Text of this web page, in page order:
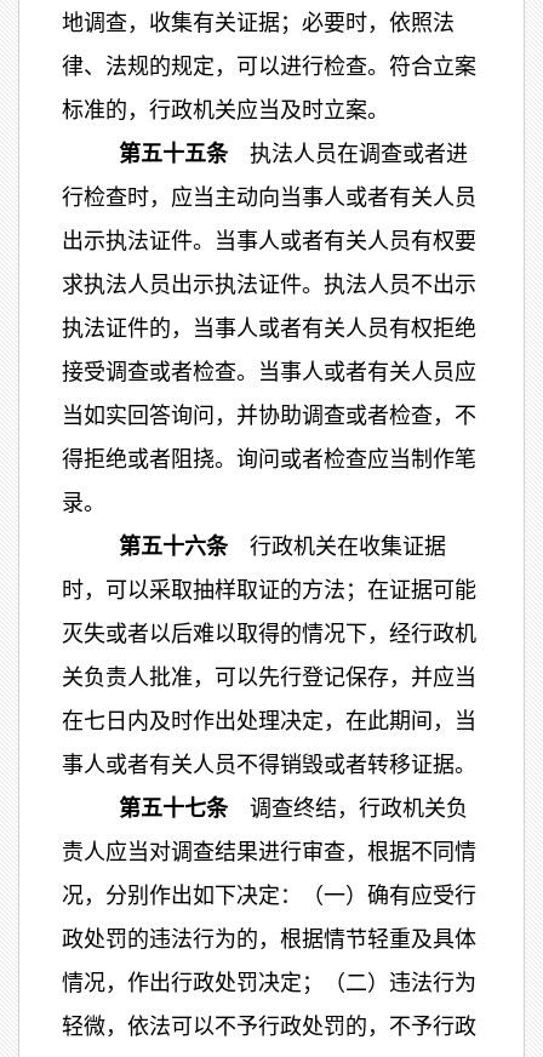
地调查，收集有关证据；必要时，依照法
律、法规的规定，可以进行检查。符合立案
标准的，行政机关应当及时立案。
第五十五条执法人员在调查或者进
行检查时，应当主动向当事人或者有关人员
出示执法证件。当事人或者有关人员有权要
求执法人员出示执法证件。执法人员不出示
执法证件的，当事人或者有关人员有权拒绝
接受调查或者检查。当事人或者有关人员应
当如实回答询问，并协助调查或者检查，不
得拒绝或者阻挠。询问或者检查应当制作笔
录。
第五十六条行政机关在收集证据
时，可以采取抽样取证的方法；在证据可能
灭失或者以后难以取得的情况下，经行政机
关负责人批准，可以先行登记保存，并应当
在七日内及时作出处理决定，在此期间，当
事人或者有关人员不得销毁或者转移证据。
第五十七条调查终结，行政机关负
责人应当对调查结果进行审查，根据不同情
况，分别作出如下决定：（一）确有应受行
政处罚的违法行为的，根据情节轻重及具体
情况，作出行政处罚决定；（二）违法行为
轻微，依法可以不予行政处罚的，不予行政